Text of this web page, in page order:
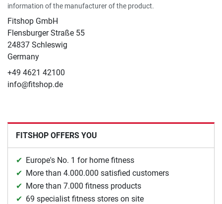
information of the manufacturer of the product.
Fitshop GmbH
Flensburger Straße 55
24837 Schleswig
Germany
+49 4621 42100
info@fitshop.de
FITSHOP OFFERS YOU
Europe's No. 1 for home fitness
More than 4.000.000 satisfied customers
More than 7.000 fitness products
69 specialist fitness stores on site